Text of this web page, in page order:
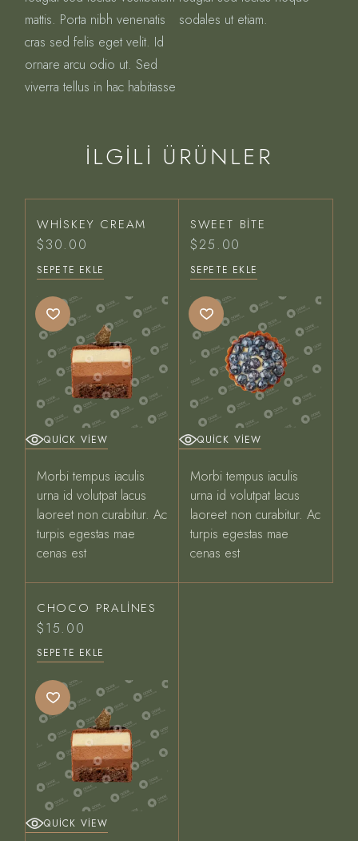
mattis. Porta nibh venenatis
cras sed felis eget velit. Id
ornare arcu odio ut. Sed
viverra tellus in hac habitasse
sodales ut etiam.
İLGILI ÜRÜNLER
WHISKEY CREAM
$30.00
SEPETE EKLE
QUICK VIEW
Morbi tempus iaculis
urna id volutpat lacus
laoreet non curabitur. Ac
turpis egestas mae
cenas est
SWEET BITE
$25.00
SEPETE EKLE
QUICK VIEW
Morbi tempus iaculis
urna id volutpat lacus
laoreet non curabitur. Ac
turpis egestas mae
cenas est
CHOCO PRALINES
$15.00
SEPETE EKLE
QUICK VIEW